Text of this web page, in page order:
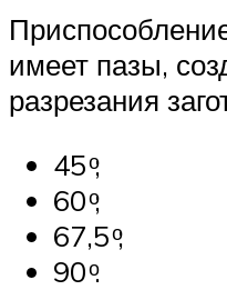
имеет пазы,
разрезания
45 ͦ;
60 ͦ;
67,5 ͦ;
90 ͦ.